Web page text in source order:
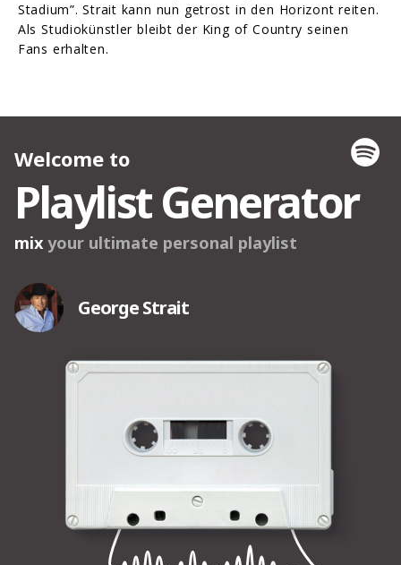
Stadium”. Strait kann nun getrost in den Horizont reiten.
Als Studiokünstler bleibt der King of Country seinen
Fans erhalten.